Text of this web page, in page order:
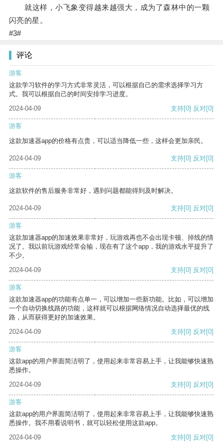
就这样，小飞象变得越来越强大，成为了森林中的一颗
闪亮的星。
#3#
评论
游客
这款学习软件的学习方式非常灵活，可以根据自己的需求选择学习方
式。我可以根据自己的时间安排学习进度。
2024-04-09
支持[0] 反对[0]
游客
这款加速器app的价格有点贵，可以适当降低一些，这样会更加亲民。
2024-04-09 支持[0] 反对[0]
游客
这款软件的售后服务非常好，遇到问题都能得到及时解决。
2024-04-09 支持[0] 反对[0]
游客
这款加速器app的加速效果非常好，玩游戏再也不会出现卡顿、掉线的情
况了。我以前玩游戏经常会输，现在有了这个app，我的游戏水平提升了
不少。
2024-04-09
支持[0] 反对[0]
游客
这款加速器app的功能有点单一，可以增加一些新功能。比如，可以增加
一个自动切换线路的功能，这样就可以根据网络情况自动选择最优的线
路，从而获得更好的加速效果。
2024-04-09
支持[0] 反对[0]
游客
这款app的用户界面简洁明了，使用起来非常容易上手，让我能够快速熟
悉操作。
2024-04-09
支持[0] 反对[0]
游客
这款app的用户界面简洁明了，使用起来非常容易上手，让我能够快速熟
悉操作。我不用看说明书，就可以轻松使用这款app。
2024-04-09
支持[0] 反对[0]